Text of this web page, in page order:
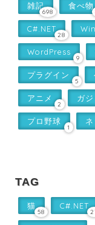
雑記
698
食べ物
C#.NET
28
WordPress
9
プラグイン
5
アニメ
2
ガジ
プロ野球
1
TAG
猫
58
C#.NET